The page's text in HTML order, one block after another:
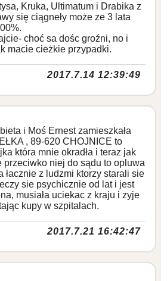
Kruka, Ultimatum i Drabika z
się ciągneły może ze 3 lata
choć sa dośc groźni, no i
macie cieżkie przypadki.
2017.7.14 12:39:49
i Moś Ernest zamieszkała
, 89-620 CHOJNICE to
która mnie okradła i teraz jak
przeciwko niej do sądu to opluwa
łacznie z ludzmi ktorzy starali sie
sie psychicznie od lat i jest
musiała uciekac z kraju i zyje
kupy w szpitalach.
2017.7.21 16:42:47